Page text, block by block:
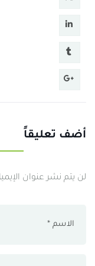
أضف تعليقاً
لن يتم نشر عنوان